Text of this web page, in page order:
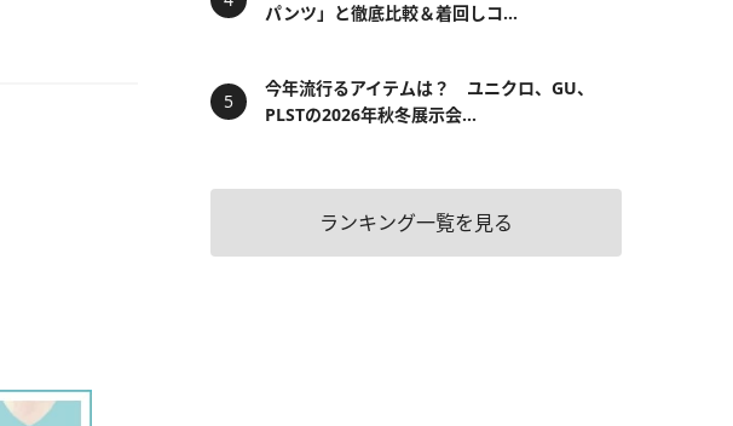
パンツ」と徹底比較＆着回しコ...
今年流行るアイテムは？ ユニクロ、GU、
PLSTの2026年秋冬展示会...
ランキング一覧を見る